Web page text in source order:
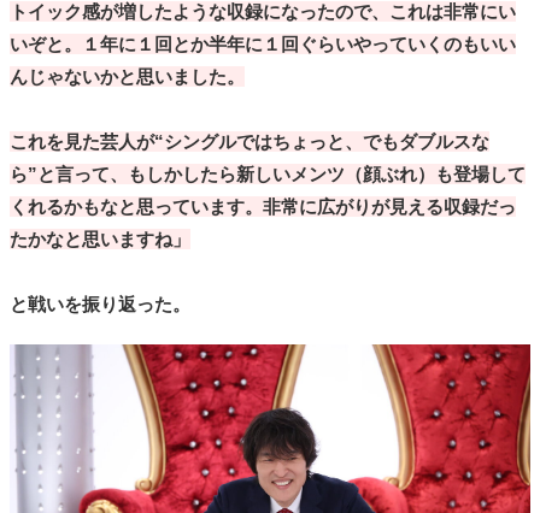
トイック感が増したような収録になったので、これは非常にい
いぞと。１年に１回とか半年に１回ぐらいやっていくのもいい
んじゃないかと思いました。
これを見た芸人が“シングルではちょっと、でもダブルスな
ら”と言って、もしかしたら新しいメンツ（顔ぶれ）も登場して
くれるかもなと思っています。非常に広がりが見える収録だっ
たかなと思いますね」
と戦いを振り返った。